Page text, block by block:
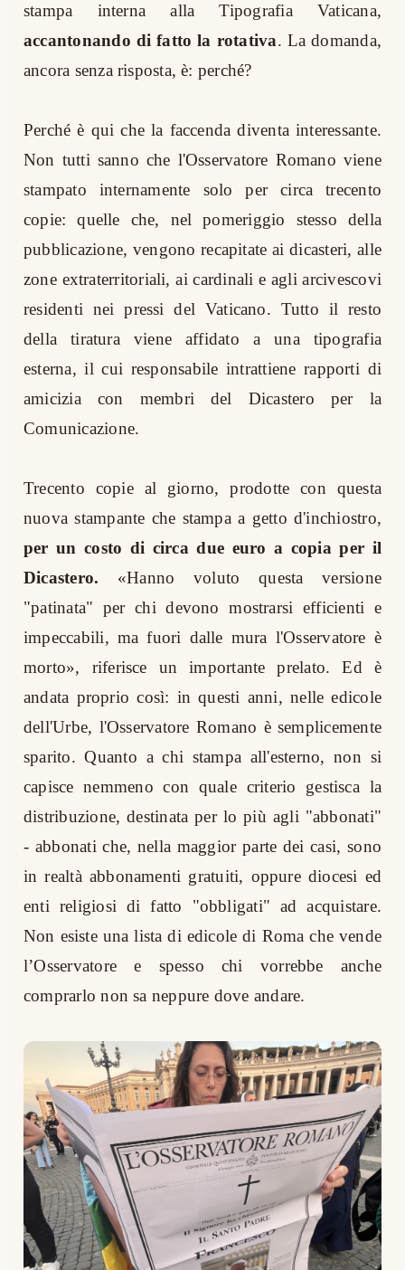
stampa interna alla Tipografia Vaticana,
accantonando di fatto la rotativa. La domanda,
ancora senza risposta, è: perché?
Perché è qui che la faccenda diventa interessante.
Non tutti sanno che l'Osservatore Romano viene
stampato internamente solo per circa trecento
copie: quelle che, nel pomeriggio stesso della
pubblicazione, vengono recapitate ai dicasteri, alle
zone extraterritoriali, ai cardinali e agli arcivescovi
residenti nei pressi del Vaticano. Tutto il resto
della tiratura viene affidato a una tipografia
esterna, il cui responsabile intrattiene rapporti di
amicizia con membri del Dicastero per la
Comunicazione.
Trecento copie al giorno, prodotte con questa
nuova stampante che stampa a getto d'inchiostro,
per un costo di circa due euro a copia per il
Dicastero. «Hanno voluto questa versione
"patinata" per chi devono mostrarsi efficienti e
impeccabili, ma fuori dalle mura l'Osservatore è
morto», riferisce un importante prelato. Ed è
andata proprio così: in questi anni, nelle edicole
dell'Urbe, l'Osservatore Romano è semplicemente
sparito. Quanto a chi stampa all'esterno, non si
capisce nemmeno con quale criterio gestisca la
distribuzione, destinata per lo più agli "abbonati"
- abbonati che, nella maggior parte dei casi, sono
in realtà abbonamenti gratuiti, oppure diocesi ed
enti religiosi di fatto "obbligati" ad acquistare.
Non esiste una lista di edicole di Roma che vende
l’Osservatore e spesso chi vorrebbe anche
comprarlo non sa neppure dove andare.